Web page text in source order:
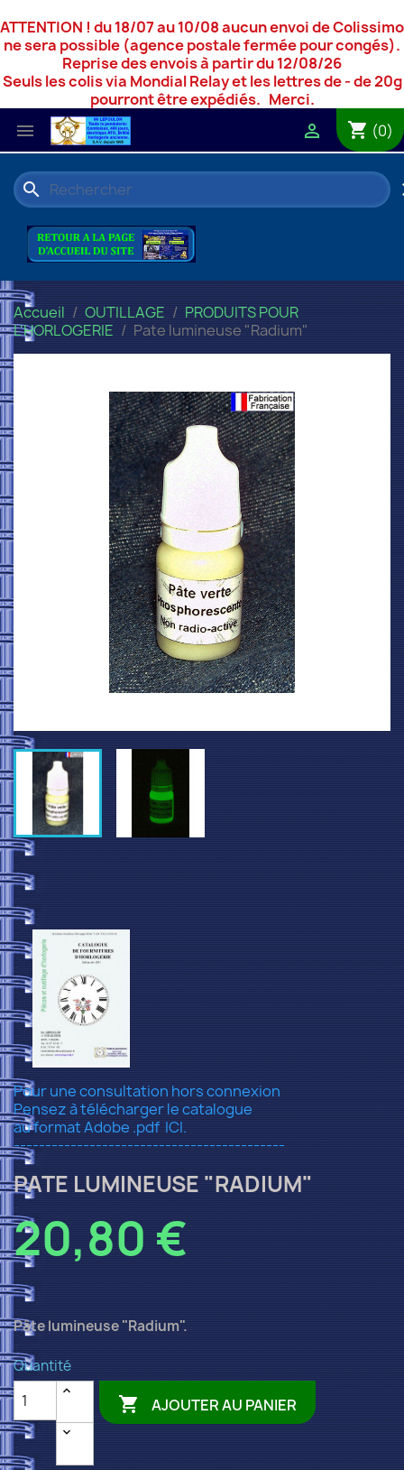
ATTENTION ! du 18/07 au 10/08 aucun envoi de Colissimo
ne sera possible (agence postale fermée pour congés).
Reprise des envois à partir du 12/08/26
Seuls les colis via Mondial Relay et les lettres de - de 20g
pourront être expédiés. Merci.
 shopping_cart (0)

search
Accueil OUTILLAGE
PRODUITS POUR
L'HORLOGERIE
Pate lumineuse "Radium"
Pour une consultation hors connexion
Pensez à télécharger le catalogue
au format Adobe .pdfICI.
-------------------------------------------
PATE LUMINEUSE "RADIUM"
20,80 €
Pâte lumineuse "Radium".
Quantité
 AJOUTER AU PANIER